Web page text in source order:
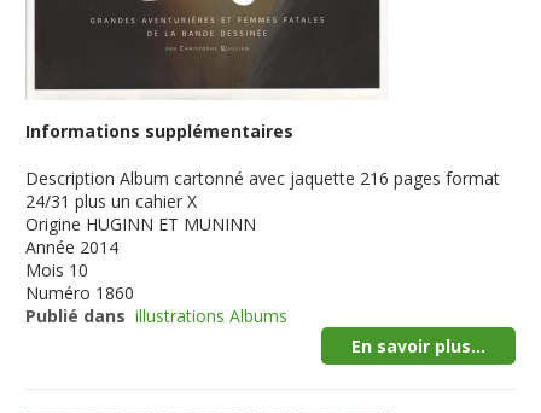
Informations supplémentaires
Description Album cartonné avec jaquette 216 pages format
24/31 plus un cahier X
Origine HUGINN ET MUNINN
Année 2014
Mois 10
Numéro 1860
Publié dans illustrations Albums
En savoir plus...